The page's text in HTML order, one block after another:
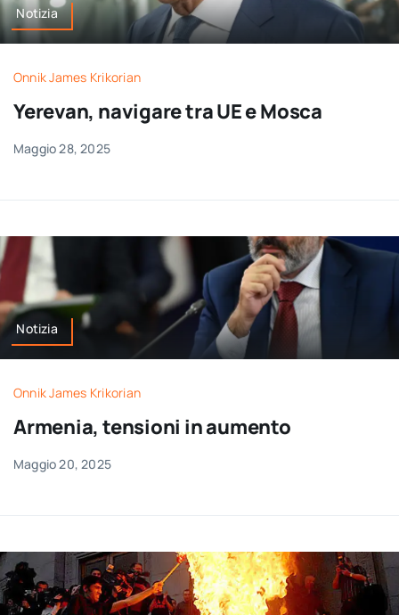
Notizia
Onnik James Krikorian
Yerevan, navigare tra UE e Mosca
Maggio 28, 2025
Notizia
Onnik James Krikorian
Armenia, tensioni in aumento
Maggio 20, 2025